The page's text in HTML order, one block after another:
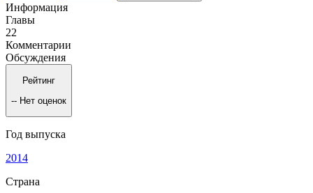
Информация
Главы
22
Комментарии
Обсуждения
Рейтинг
-- Нет оценок
Год выпуска
2014
Страна